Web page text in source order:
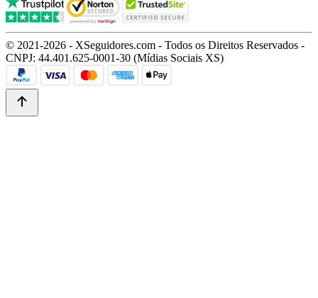
© 2021-2026 - XSeguidores.com - Todos os Direitos Reservados -
CNPJ: 44.401.625-0001-30 (Mídias Sociais XS)